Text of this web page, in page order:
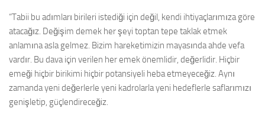
“Tabii bu adımları birileri istediği için değil, kendi ihtiyaçlarımıza göre
atacağız. Değişim demek her şeyi toptan tepe taklak etmek
anlamına asla gelmez. Bizim hareketimizin mayasında ahde vefa
vardır. Bu dava için verilen her emek önemlidir, değerlidir. Hiçbir
emeği hiçbir birikimi hiçbir potansiyeli heba etmeyeceğiz. Aynı
zamanda yeni değerlerle yeni kadrolarla yeni hedeflerle saflarımızı
genişletip, güçlendireceğiz.